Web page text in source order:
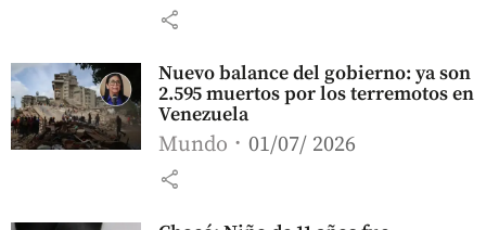
share
Nuevo balance del gobierno: ya son
2.595 muertos por los terremotos en
Venezuela
Mundo 01/07/ 2026
share